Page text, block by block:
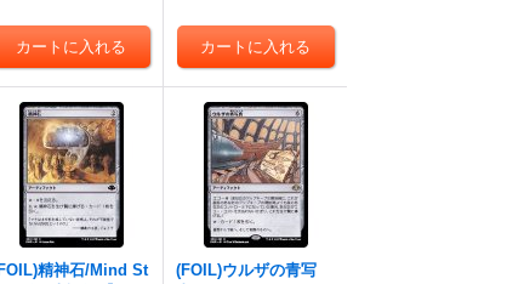
精神石/Mind St
(FOIL)ウルザの青写